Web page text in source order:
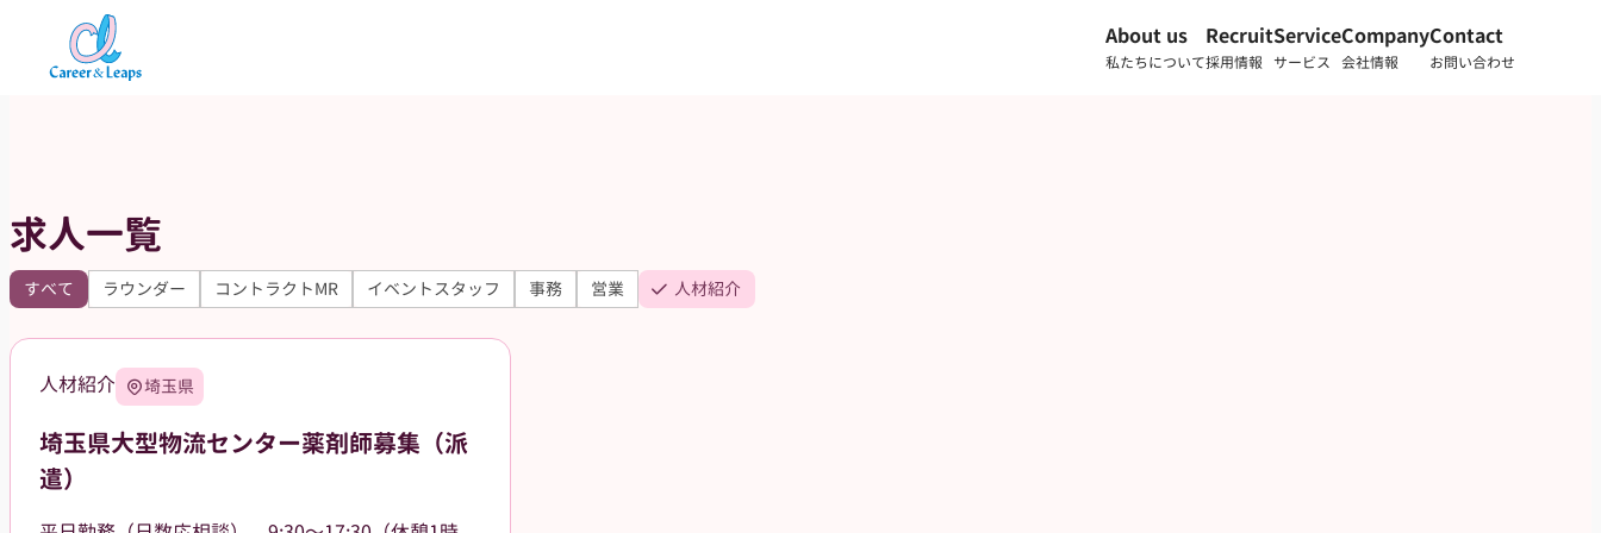
ッ
プ
About us
私たちについて
Recruit
採用情報
Service
サービス
Company
会社情報
Contact
お問い合わせ
求人一覧
すべて ラウンダー コントラクトMR イベントスタッフ 事務 営業 人材紹介
人材紹介 埼玉県
埼玉県大型物流センター薬剤師募集（派
遣）